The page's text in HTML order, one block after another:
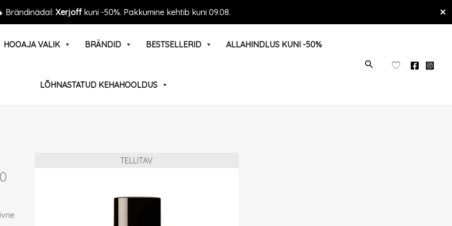
Brändinädal: Xerjoffkuni -50%. Pakkumine kehtib kuni 09.08. ✕
HOOAJA VALIK BRÄNDID BESTSELLERID ALLAHINDLUS KUNI -50%
LÕHNASTATUD KEHAHOOLDUS
OTSI
TELLITAV